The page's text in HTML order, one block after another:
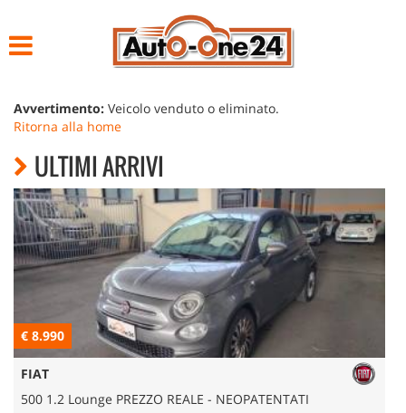
ACQUISTIAMO USATO
NOLEGGIO
ASSISTENZA
CONTATTI
Avvertimento: Veicolo venduto o eliminato.
Ritorna alla home
ULTIMI ARRIVI
€ 8.990
FIAT
500 1.2 Lounge PREZZO REALE - NEOPATENTATI